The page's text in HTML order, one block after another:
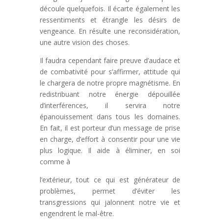
découle quelquefois. Il écarte également les
ressentiments et étrangle les désirs de
vengeance. En résulte une reconsidération,
une autre vision des choses.
Il faudra cependant faire preuve d’audace et
de combativité pour s’affirmer, attitude qui
le chargera de notre propre magnétisme. En
redistribuant notre énergie dépouillée
d’interférences, il servira notre
épanouissement dans tous les domaines.
En fait, il est porteur d’un message de prise
en charge, d’effort à consentir pour une vie
plus logique. Il aide à éliminer, en soi
comme à
l’extérieur, tout ce qui est générateur de
problèmes, permet d’éviter les
transgressions qui jalonnent notre vie et
engendrent le mal-être.